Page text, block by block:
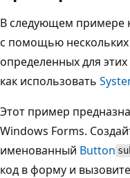
В следующем примере
с помощью
определенных для
как использовать
Этот пример
Windows Forms.
именованный Button
код в форму и вызовите